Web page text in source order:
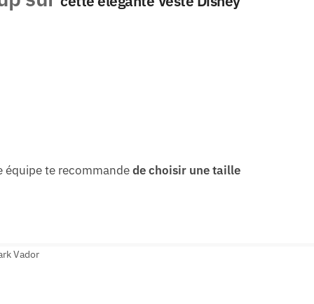
équipe te recommandede choisir une taille
Vador